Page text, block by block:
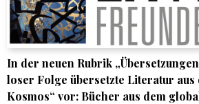
In der neuen Rubrik
loser Folge übersetzte Literatur
Kosmos“ vor: Bücher aus dem